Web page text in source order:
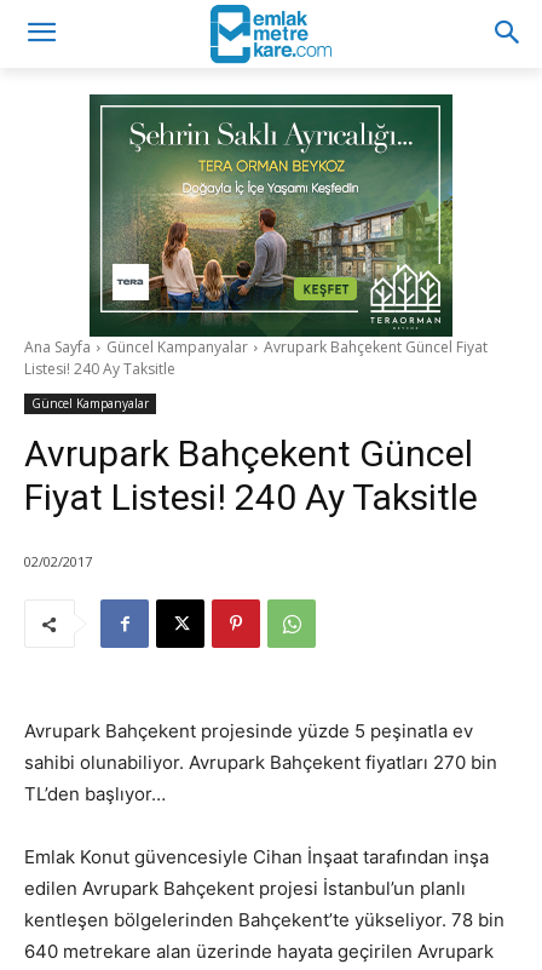
Ana Sayfa Güncel Kampanyalar
Avrupark Bahçekent Güncel Fiyat
Listesi! 240 Ay Taksitle
Güncel Kampanyalar
Avrupark Bahçekent Güncel
Fiyat Listesi! 240 Ay Taksitle
02/02/2017
Avrupark Bahçekent projesinde yüzde 5 peşinatla ev
sahibi olunabiliyor. Avrupark Bahçekent fiyatları 270 bin
TL’den başlıyor…
Emlak Konut güvencesiyle Cihan İnşaat tarafından inşa
edilen Avrupark Bahçekent projesi İstanbul’un planlı
kentleşen bölgelerinden Bahçekent’te yükseliyor. 78 bin
640 metrekare alan üzerinde hayata geçirilen Avrupark